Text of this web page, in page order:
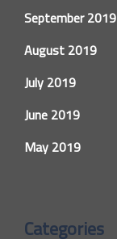
September 2019
August 2019
July 2019
June 2019
May 2019
Categories